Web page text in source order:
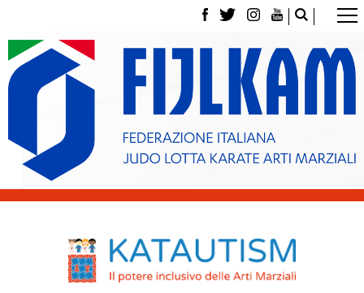
La Federazione
Tesseramento
Contatti
Norme e modulistica Affiliazioni e Tesseramenti
Classifica Società Sportive con più di 100 atleti
tesserati
Giustizia Sportiva
Gare e Risultati
Dove siamo
Media
Partners
Trasparenza